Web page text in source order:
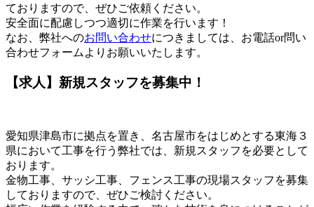
ておりますので、ぜひご依頼ください。
安全面に配慮しつつ適切に作業を行います！
なお、弊社へのお問い合わせにつきましては、お電話or問い
合わせフォームよりお願いいたします。
【求人】新規スタッフを募集中！
愛知県津島市に拠点を置き、名古屋市をはじめとする東海３
県において工事を行う弊社では、新規スタッフを必要として
おります。
金物工事、サッシ工事、フェンス工事の現場スタッフを募集
しておりますので、ぜひご検討ください。